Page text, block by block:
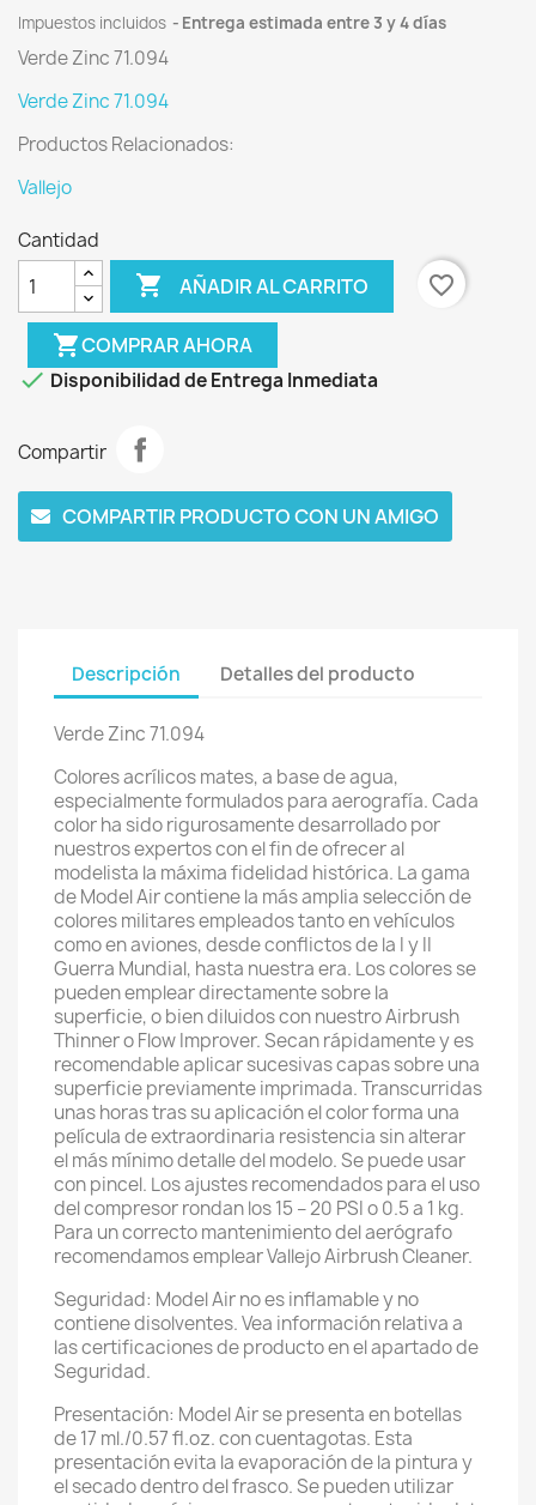
Impuestos incluidos Entrega estimada entre 3 y 4 días
Verde Zinc 71.094
Verde Zinc 71.094
Productos Relacionados:
Vallejo
Cantidad
 AÑADIR AL CARRITO favorite_border
shopping_cartCOMPRAR AHORA
 Disponibilidad de Entrega Inmediata
Compartir
COMPARTIR PRODUCTO CON UN AMIGO
Descripción Detalles del producto
Verde Zinc 71.094
Colores acrílicos mates, a base de agua,
especialmente formulados para aerografía. Cada
color ha sido rigurosamente desarrollado por
nuestros expertos con el fin de ofrecer al
modelista la máxima fidelidad histórica. La gama
de Model Air contiene la más amplia selección de
colores militares empleados tanto en vehículos
como en aviones, desde conflictos de la I y II
Guerra Mundial, hasta nuestra era. Los colores se
pueden emplear directamente sobre la
superficie, o bien diluidos con nuestro Airbrush
Thinner o Flow Improver. Secan rápidamente y es
recomendable aplicar sucesivas capas sobre una
superficie previamente imprimada. Transcurridas
unas horas tras su aplicación el color forma una
película de extraordinaria resistencia sin alterar
el más mínimo detalle del modelo. Se puede usar
con pincel. Los ajustes recomendados para el uso
del compresor rondan los 15 – 20 PSI o 0.5 a 1 kg.
Para un correcto mantenimiento del aerógrafo
recomendamos emplear Vallejo Airbrush Cleaner.
Seguridad: Model Air no es inflamable y no
contiene disolventes. Vea información relativa a
las certificaciones de producto en el apartado de
Seguridad.
Presentación: Model Air se presenta en botellas
de 17 ml./0.57 fl.oz. con cuentagotas. Esta
presentación evita la evaporación de la pintura y
el secado dentro del frasco. Se pueden utilizar